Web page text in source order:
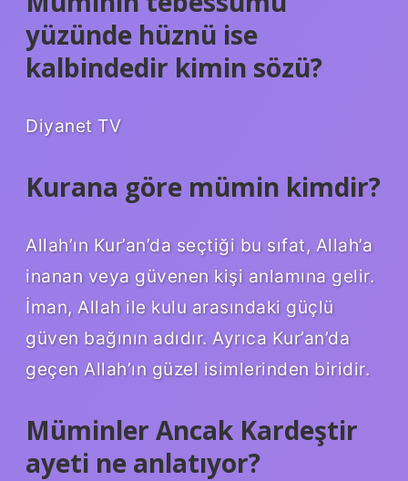
yüzünde hüznü ise
kalbindedir kimin sözü?
Diyanet TV
Kurana göre mümin kimdir?
Allah’ın Kur’an’da seçtiği bu sıfat, Allah’a
inanan veya güvenen kişi anlamına gelir.
İman, Allah ile kulu arasındaki güçlü
güven bağının adıdır. Ayrıca Kur’an’da
geçen Allah’ın güzel isimlerinden biridir.
Müminler Ancak Kardeştir
ayeti ne anlatıyor?